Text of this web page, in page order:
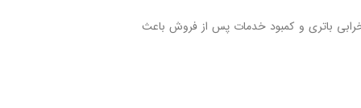
باتری و کمبود خدمات پس از فروش باعث